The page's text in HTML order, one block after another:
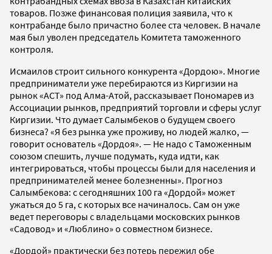
товаров. Позже финансовая полиция заявила, что к
контрабанде было причастно более ста человек. В начале
мая был уволен председатель Комитета таможенного
контроля.
Исмаилов строит сильного конкурента «Дордою». Многие
предприниматели уже перебираются из Киргизии на
рынок «АСТ» под Алма-Атой, рассказывает Пономарев из
Ассоциации рынков, предприятий торговли и сферы услуг
Киргизии. Что думает Салымбеков о будущем своего
бизнеса? «Я без рынка уже проживу, но людей жалко, —
говорит основатель «Дордоя». — Не надо с Таможенным
союзом спешить, лучше подумать, куда идти, как
интегрироваться, чтобы процессы были для населения и
предпринимателей менее болезненны». Прогноз
Салымбекова: с сегодняшних 100 га «Дордой» может
ужаться до 5 га, с которых все начиналось. Сам он уже
ведет переговоры с владельцами московских рынков
«Садовод» и «Люблино» о совместном бизнесе.
«Дордой» практически без потерь пережил обе